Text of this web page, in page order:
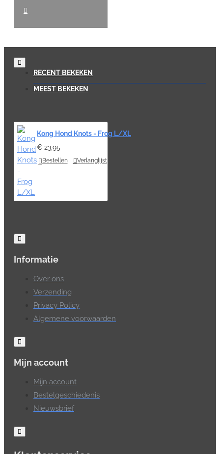
RECENT BEKEKEN
MEEST BEKEKEN
Kong Hond Knots - Frog L/XL
€ 23,95
Bestellen Verlanglijst
Informatie
Over ons
Verzending
Privacy Policy
Algemene voorwaarden
Mijn account
Mijn account
Bestelgeschiedenis
Nieuwsbrief